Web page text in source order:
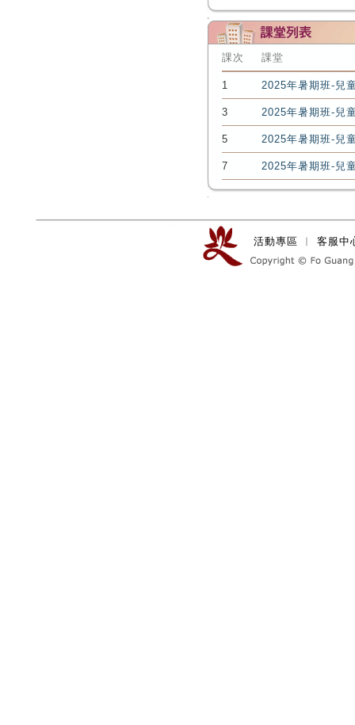
課次 課堂
1 2025年暑期班-兒
3 2025年暑期班-兒
5 2025年暑期班-兒
7 2025年暑期班-兒
活動專區 ︱ 客服中